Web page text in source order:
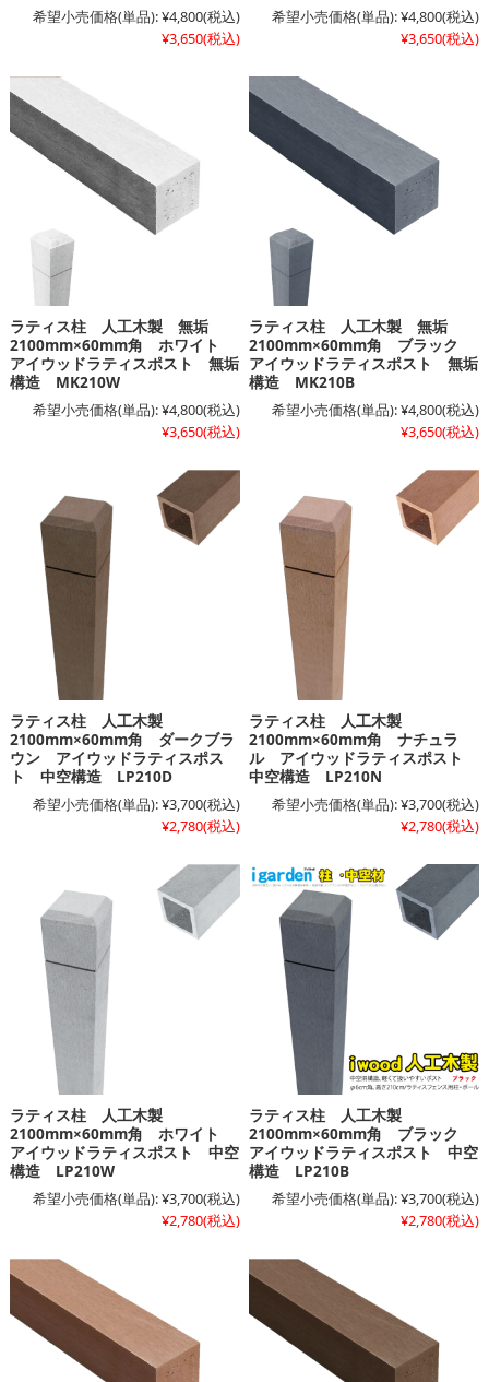
希望小売価格(単品):¥4,800(税込)
¥3,650(税込)
希望小売価格(単品):¥4,800(税込)
¥3,650(税込)
ラティス柱 人工木製 無垢
2100mm×60mm角 ホワイト
アイウッドラティスポスト 無垢
構造 MK210W
希望小売価格(単品):¥4,800(税込)
¥3,650(税込)
ラティス柱 人工木製 無垢
2100mm×60mm角 ブラック
アイウッドラティスポスト 無垢
構造 MK210B
希望小売価格(単品):¥4,800(税込)
¥3,650(税込)
ラティス柱 人工木製
2100mm×60mm角 ダークブラ
ウン アイウッドラティスポス
ト 中空構造 LP210D
希望小売価格(単品):¥3,700(税込)
¥2,780(税込)
ラティス柱 人工木製
2100mm×60mm角 ナチュラ
ル アイウッドラティスポスト
中空構造 LP210N
希望小売価格(単品):¥3,700(税込)
¥2,780(税込)
ラティス柱 人工木製
2100mm×60mm角 ホワイト
アイウッドラティスポスト 中空
構造 LP210W
希望小売価格(単品):¥3,700(税込)
¥2,780(税込)
ラティス柱 人工木製
2100mm×60mm角 ブラック
アイウッドラティスポスト 中空
構造 LP210B
希望小売価格(単品):¥3,700(税込)
¥2,780(税込)